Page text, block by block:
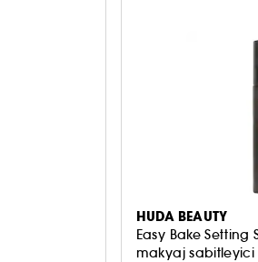
HUDA BEAUTY
Easy Bake Setting
makyaj sabitleyici